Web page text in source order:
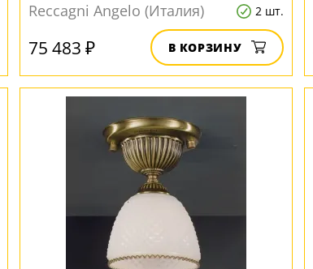
Reccagni Angelo (Италия)
2 шт.
75 483 ₽ В КОРЗИНУ